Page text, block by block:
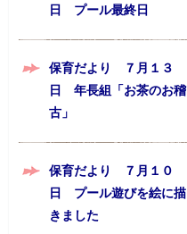
日 プール最終日
保育だより ７月１３
日 年長組「お茶のお稽
古」
保育だより ７月１０
日 プール遊びを絵に描
きました